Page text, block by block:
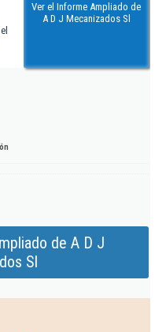
Ver el Informe Ampliado de
A D J Mecanizados Sl
de A D J
Sl